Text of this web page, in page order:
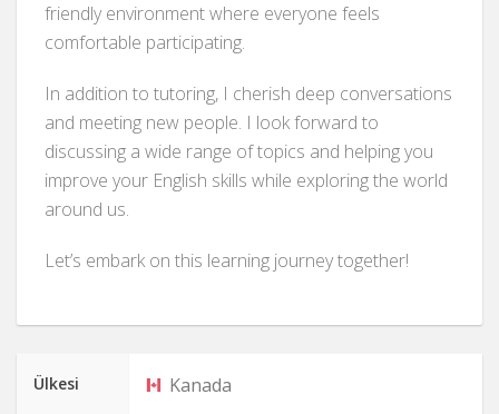
friendly environment where everyone feels
comfortable participating.
In addition to tutoring, I cherish deep conversations
and meeting new people. I look forward to
discussing a wide range of topics and helping you
improve your English skills while exploring the world
around us.
Let’s embark on this learning journey together!
Ülkesi Kanada